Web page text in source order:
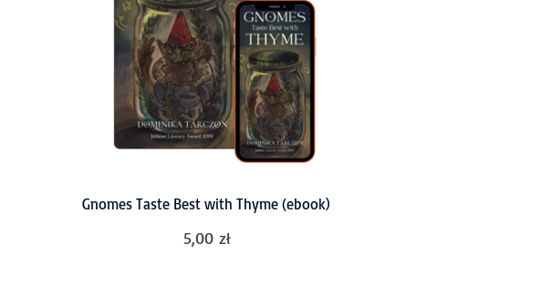
Gnomes Taste Best with Thyme (ebook)
5,00 zł